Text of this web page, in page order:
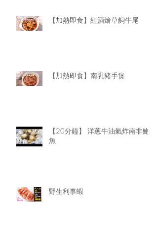
【加熱即食】紅酒燴草飼牛尾
【加熱即食】南乳豬手煲
【20分鐘】 洋蔥牛油氣炸南非鮑
魚
野生利事蝦